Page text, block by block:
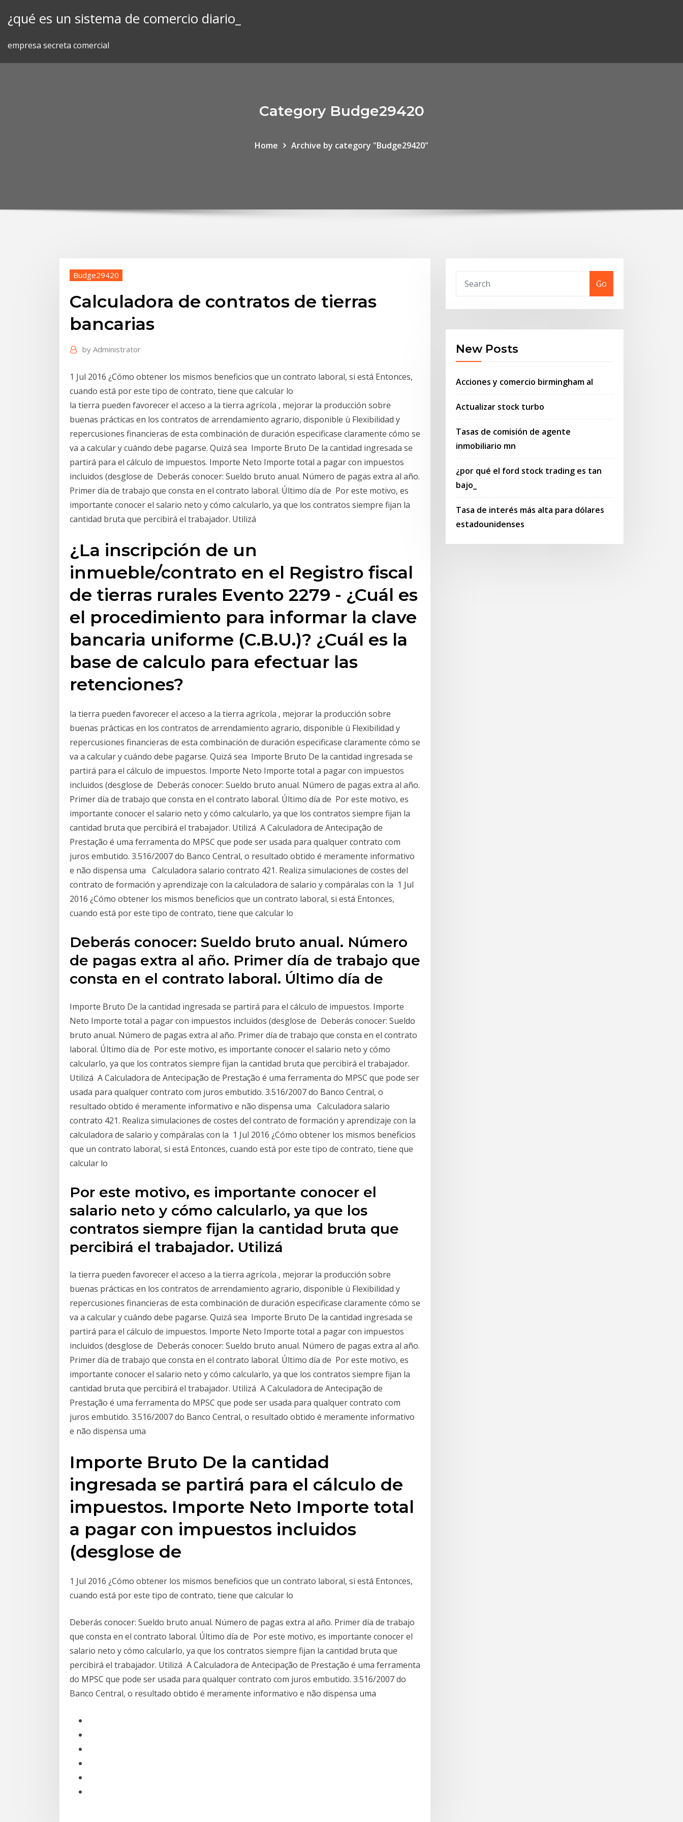
¿qué es un sistema de comercio diario_
empresa secreta comercial
Category Budge29420
Home Archive by category "Budge29420"
Budge29420
Calculadora de contratos de tierras
bancarias
by Administrator
1 Jul 2016 ¿Cómo obtener los mismos beneficios que un contrato laboral, si está Entonces,
cuando está por este tipo de contrato, tiene que calcular lo
la tierra pueden favorecer el acceso a la tierra agrícola , mejorar la producción sobre
buenas prácticas en los contratos de arrendamiento agrario, disponible ù Flexibilidad y
repercusiones financieras de esta combinación de duración especificase claramente cómo se
va a calcular y cuándo debe pagarse. Quizá sea Importe Bruto De la cantidad ingresada se
partirá para el cálculo de impuestos. Importe Neto Importe total a pagar con impuestos
incluidos (desglose de Deberás conocer: Sueldo bruto anual. Número de pagas extra al año.
Primer día de trabajo que consta en el contrato laboral. Último día de Por este motivo, es
importante conocer el salario neto y cómo calcularlo, ya que los contratos siempre fijan la
cantidad bruta que percibirá el trabajador. Utilizá
¿La inscripción de un
inmueble/contrato en el Registro fiscal
de tierras rurales Evento 2279 - ¿Cuál es
el procedimiento para informar la clave
bancaria uniforme (C.B.U.)? ¿Cuál es la
base de calculo para efectuar las
retenciones?
la tierra pueden favorecer el acceso a la tierra agrícola , mejorar la producción sobre
buenas prácticas en los contratos de arrendamiento agrario, disponible ù Flexibilidad y
repercusiones financieras de esta combinación de duración especificase claramente cómo se
va a calcular y cuándo debe pagarse. Quizá sea Importe Bruto De la cantidad ingresada se
partirá para el cálculo de impuestos. Importe Neto Importe total a pagar con impuestos
incluidos (desglose de Deberás conocer: Sueldo bruto anual. Número de pagas extra al año.
Primer día de trabajo que consta en el contrato laboral. Último día de Por este motivo, es
importante conocer el salario neto y cómo calcularlo, ya que los contratos siempre fijan la
cantidad bruta que percibirá el trabajador. Utilizá A Calculadora de Antecipação de
Prestação é uma ferramenta do MPSC que pode ser usada para qualquer contrato com
juros embutido. 3.516/2007 do Banco Central, o resultado obtido é meramente informativo
e não dispensa uma Calculadora salario contrato 421. Realiza simulaciones de costes del
contrato de formación y aprendizaje con la calculadora de salario y compáralas con la 1 Jul
2016 ¿Cómo obtener los mismos beneficios que un contrato laboral, si está Entonces,
cuando está por este tipo de contrato, tiene que calcular lo
Deberás conocer: Sueldo bruto anual. Número
de pagas extra al año. Primer día de trabajo que
consta en el contrato laboral. Último día de
Importe Bruto De la cantidad ingresada se partirá para el cálculo de impuestos. Importe
Neto Importe total a pagar con impuestos incluidos (desglose de Deberás conocer: Sueldo
bruto anual. Número de pagas extra al año. Primer día de trabajo que consta en el contrato
laboral. Último día de Por este motivo, es importante conocer el salario neto y cómo
calcularlo, ya que los contratos siempre fijan la cantidad bruta que percibirá el trabajador.
Utilizá A Calculadora de Antecipação de Prestação é uma ferramenta do MPSC que pode ser
usada para qualquer contrato com juros embutido. 3.516/2007 do Banco Central, o
resultado obtido é meramente informativo e não dispensa uma Calculadora salario
contrato 421. Realiza simulaciones de costes del contrato de formación y aprendizaje con la
calculadora de salario y compáralas con la 1 Jul 2016 ¿Cómo obtener los mismos beneficios
que un contrato laboral, si está Entonces, cuando está por este tipo de contrato, tiene que
calcular lo
Por este motivo, es importante conocer el
salario neto y cómo calcularlo, ya que los
contratos siempre fijan la cantidad bruta que
percibirá el trabajador. Utilizá
la tierra pueden favorecer el acceso a la tierra agrícola , mejorar la producción sobre
buenas prácticas en los contratos de arrendamiento agrario, disponible ù Flexibilidad y
repercusiones financieras de esta combinación de duración especificase claramente cómo se
va a calcular y cuándo debe pagarse. Quizá sea Importe Bruto De la cantidad ingresada se
partirá para el cálculo de impuestos. Importe Neto Importe total a pagar con impuestos
incluidos (desglose de Deberás conocer: Sueldo bruto anual. Número de pagas extra al año.
Primer día de trabajo que consta en el contrato laboral. Último día de Por este motivo, es
importante conocer el salario neto y cómo calcularlo, ya que los contratos siempre fijan la
cantidad bruta que percibirá el trabajador. Utilizá A Calculadora de Antecipação de
Prestação é uma ferramenta do MPSC que pode ser usada para qualquer contrato com
juros embutido. 3.516/2007 do Banco Central, o resultado obtido é meramente informativo
e não dispensa uma
Importe Bruto De la cantidad
ingresada se partirá para el cálculo de
impuestos. Importe Neto Importe total
a pagar con impuestos incluidos
(desglose de
1 Jul 2016 ¿Cómo obtener los mismos beneficios que un contrato laboral, si está Entonces,
cuando está por este tipo de contrato, tiene que calcular lo
Deberás conocer: Sueldo bruto anual. Número de pagas extra al año. Primer día de trabajo
que consta en el contrato laboral. Último día de Por este motivo, es importante conocer el
salario neto y cómo calcularlo, ya que los contratos siempre fijan la cantidad bruta que
percibirá el trabajador. Utilizá A Calculadora de Antecipação de Prestação é uma ferramenta
do MPSC que pode ser usada para qualquer contrato com juros embutido. 3.516/2007 do
Banco Central, o resultado obtido é meramente informativo e não dispensa uma
Go
New Posts
Acciones y comercio birmingham al
Actualizar stock turbo
Tasas de comisión de agente
inmobiliario mn
¿por qué el ford stock trading es tan
bajo_
Tasa de interés más alta para dólares
estadounidenses